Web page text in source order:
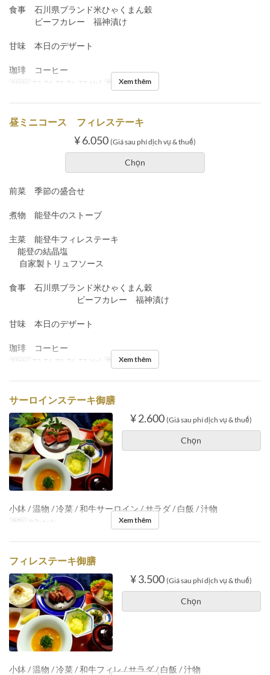
食事 石川県ブランド米ひゃくまん穀
ビーフカレー 福神漬け
甘味 本日のデザート
珈琲 コーヒー
Ngày T3, T4, T5, T6, T7, Hol Bữa Bữa trưa
Xem thêm
昼ミニコース フィレステーキ
¥ 6.050 (Giá sau phí dịch vụ & thuế)
Chọn
前菜 季節の盛合せ
煮物 能登牛のストーブ
主菜 能登牛フィレステーキ
能登の結晶塩
自家製トリュフソース
食事 石川県ブランド米ひゃくまん穀
ビーフカレー 福神漬け
甘味 本日のデザート
珈琲 コーヒー
Ngày T3, T4, T5, T6, T7, Hol Bữa Bữa trưa
Xem thêm
サーロインステーキ御膳
¥ 2.600 (Giá sau phí dịch vụ & thuế)
Chọn
小鉢 / 温物 / 冷菜 / 和牛サーロイン / サラダ / 白飯 / 汁物
Bữa Bữa trưa Xem thêm
フィレステーキ御膳
¥ 3.500 (Giá sau phí dịch vụ & thuế)
Chọn
小鉢 / 温物 / 冷菜 / 和牛フィレ / サラダ / 白飯 / 汁物